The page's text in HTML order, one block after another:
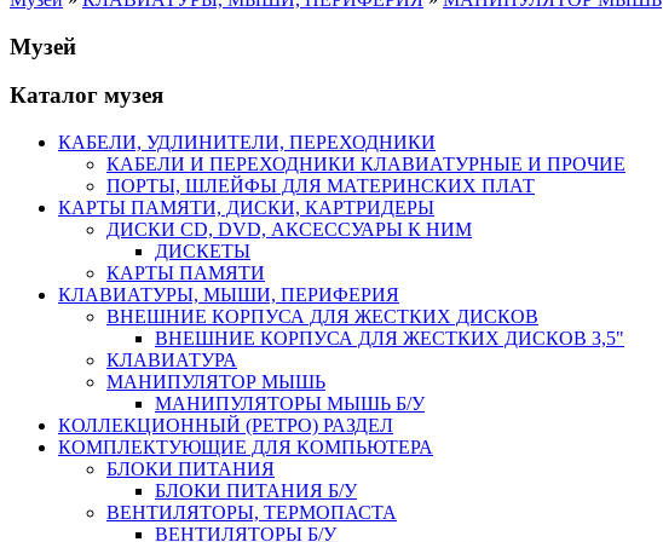
Музей
Каталог музея
КАБЕЛИ, УДЛИНИТЕЛИ, ПЕРЕХОДНИКИ
КАБЕЛИ И ПЕРЕХОДНИКИ КЛАВИАТУРНЫЕ И ПРОЧИЕ
ПОРТЫ, ШЛЕЙФЫ ДЛЯ МАТЕРИНСКИХ ПЛАТ
КАРТЫ ПАМЯТИ, ДИСКИ, КАРТРИДЕРЫ
ДИСКИ CD, DVD, АКСЕССУАРЫ К НИМ
ДИСКЕТЫ
КАРТЫ ПАМЯТИ
КЛАВИАТУРЫ, МЫШИ, ПЕРИФЕРИЯ
ВНЕШНИЕ КОРПУСА ДЛЯ ЖЕСТКИХ ДИСКОВ
ВНЕШНИЕ КОРПУСА ДЛЯ ЖЕСТКИХ ДИСКОВ 3,5"
КЛАВИАТУРА
МАНИПУЛЯТОР МЫШЬ
МАНИПУЛЯТОРЫ МЫШЬ Б/У
КОЛЛЕКЦИОННЫЙ (РЕТРО) РАЗДЕЛ
КОМПЛЕКТУЮЩИЕ ДЛЯ КОМПЬЮТЕРА
БЛОКИ ПИТАНИЯ
БЛОКИ ПИТАНИЯ Б/У
ВЕНТИЛЯТОРЫ, ТЕРМОПАСТА
ВЕНТИЛЯТОРЫ Б/У